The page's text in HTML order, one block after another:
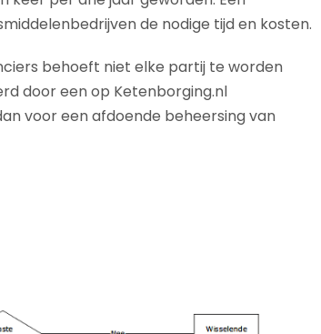
de nodige tijd en kosten.
behoeft niet elke partij te worden
door een op Ketenborging.nl
voor een afdoende beheersing van